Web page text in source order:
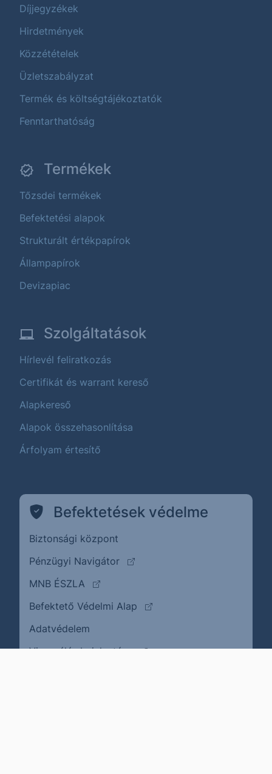
Díjjegyzékek
Hirdetmények
Közzétételek
Üzletszabályzat
Termék és költségtájékoztatók
Fenntarthatóság
Termékek
Tőzsdei termékek
Befektetési alapok
Strukturált értékpapírok
Állampapírok
Devizapiac
Szolgáltatások
Hírlevél feliratkozás
Certifikát és warrant kereső
Alapkereső
Alapok összehasonlítása
Árfolyam értesítő
Befektetések védelme
Biztonsági központ
Pénzügyi Navigátor
(külső oldalra ugrik)
MNB ÉSZLA
(külső oldalra ugrik)
Befektető Védelmi Alap
(külső oldalra ugrik)
Adatvédelem
Visszaélés bejelentése(külső oldalra ugrik)